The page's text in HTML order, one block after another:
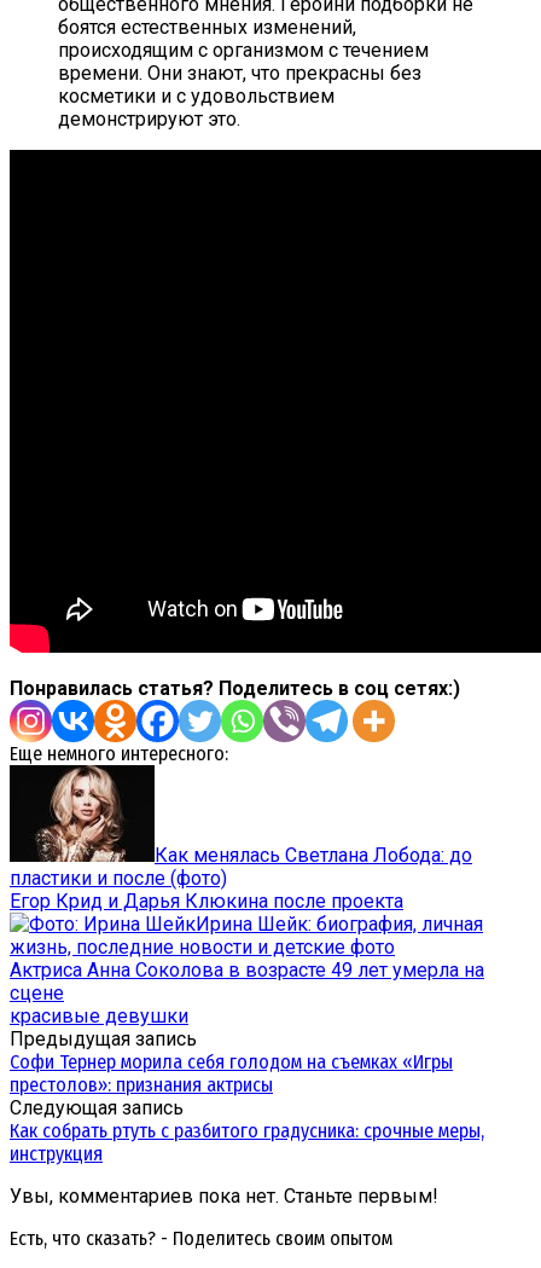
общественного мнения. Героини подборки не
боятся естественных изменений,
происходящим с организмом с течением
времени. Они знают, что прекрасны без
косметики и с удовольствием
демонстрируют это.
Понравилась статья? Поделитесь в соц сетях:)
Еще немного интересного:
Как менялась Светлана Лобода: до
пластики и после (фото)
Егор Крид и Дарья Клюкина после проекта
Ирина Шейк: биография, личная
жизнь, последние новости и детские фото
Актриса Анна Соколова в возрасте 49 лет умерла на
сцене
красивые девушки
Предыдущая запись
Софи Тернер морила себя голодом на съемках «Игры
престолов»: признания актрисы
Следующая запись
Как собрать ртуть с разбитого градусника: срочные меры,
инструкция
Увы, комментариев пока нет. Станьте первым!
Есть, что сказать? - Поделитесь своим опытом